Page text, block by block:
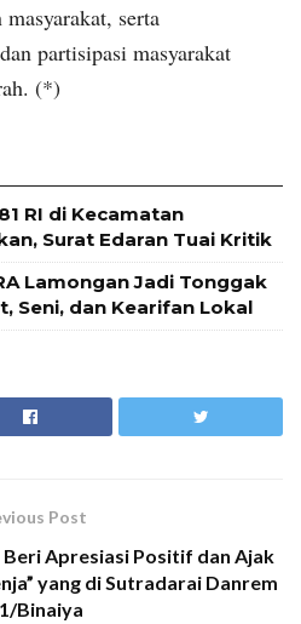
serta
partisipasi masyarakat
(*)
RI di Kecamatan
Surat Edaran Tuai Kritik
Lamongan Jadi Tonggak
Seni, dan Kearifan Lokal
Post
Apresiasi Positif dan Ajak
yang di Sutradarai Danrem
Binaiya